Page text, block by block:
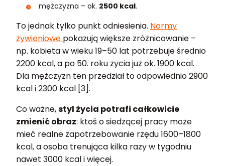
mężczyzna – ok. 2500 kcal.
To jednak tylko punkt odniesienia. Normy
żywieniowe pokazują większe zróżnicowanie –
np. kobieta w wieku 19–50 lat potrzebuje średnio
2200 kcal, a po 50. roku życia już ok. 1900 kcal.
Dla mężczyzn ten przedział to odpowiednio 2900
kcal i 2300 kcal [3].
Co ważne,styl życia potrafi całkowicie
zmienić obraz: ktoś o siedzącej pracy może
mieć realne zapotrzebowanie rzędu 1600–1800
kcal, a osoba trenująca kilka razy w tygodniu
nawet 3000 kcal i więcej.